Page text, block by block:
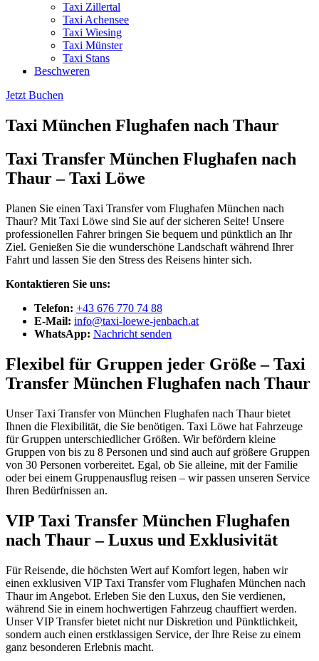
Taxi Zillertal
Taxi Achensee
Taxi Wiesing
Taxi Münster
Taxi Stans
Beschweren
Jetzt Buchen
Taxi München Flughafen nach Thaur
Taxi Transfer München Flughafen nach
Thaur – Taxi Löwe
Planen Sie einen Taxi Transfer vom Flughafen München nach
Thaur? Mit Taxi Löwe sind Sie auf der sicheren Seite! Unsere
professionellen Fahrer bringen Sie bequem und pünktlich an Ihr
Ziel. Genießen Sie die wunderschöne Landschaft während Ihrer
Fahrt und lassen Sie den Stress des Reisens hinter sich.
Kontaktieren Sie uns:
Telefon: +43 676 770 74 88
E-Mail: info@taxi-loewe-jenbach.at
WhatsApp: Nachricht senden
Flexibel für Gruppen jeder Größe – Taxi
Transfer München Flughafen nach Thaur
Unser Taxi Transfer von München Flughafen nach Thaur bietet
Ihnen die Flexibilität, die Sie benötigen. Taxi Löwe hat Fahrzeuge
für Gruppen unterschiedlicher Größen. Wir befördern kleine
Gruppen von bis zu 8 Personen und sind auch auf größere Gruppen
von 30 Personen vorbereitet. Egal, ob Sie alleine, mit der Familie
oder bei einem Gruppenausflug reisen – wir passen unseren Service
Ihren Bedürfnissen an.
VIP Taxi Transfer München Flughafen
nach Thaur – Luxus und Exklusivität
Für Reisende, die höchsten Wert auf Komfort legen, haben wir
einen exklusiven VIP Taxi Transfer vom Flughafen München nach
Thaur im Angebot. Erleben Sie den Luxus, den Sie verdienen,
während Sie in einem hochwertigen Fahrzeug chauffiert werden.
Unser VIP Transfer bietet nicht nur Diskretion und Pünktlichkeit,
sondern auch einen erstklassigen Service, der Ihre Reise zu einem
ganz besonderen Erlebnis macht.